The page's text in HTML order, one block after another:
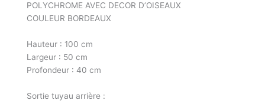
POLYCHROME AVEC DECOR D’OISEAUX
COULEUR BORDEAUX
Hauteur : 100 cm
Largeur : 50 cm
Profondeur : 40 cm
Sortie tuyau arrière :